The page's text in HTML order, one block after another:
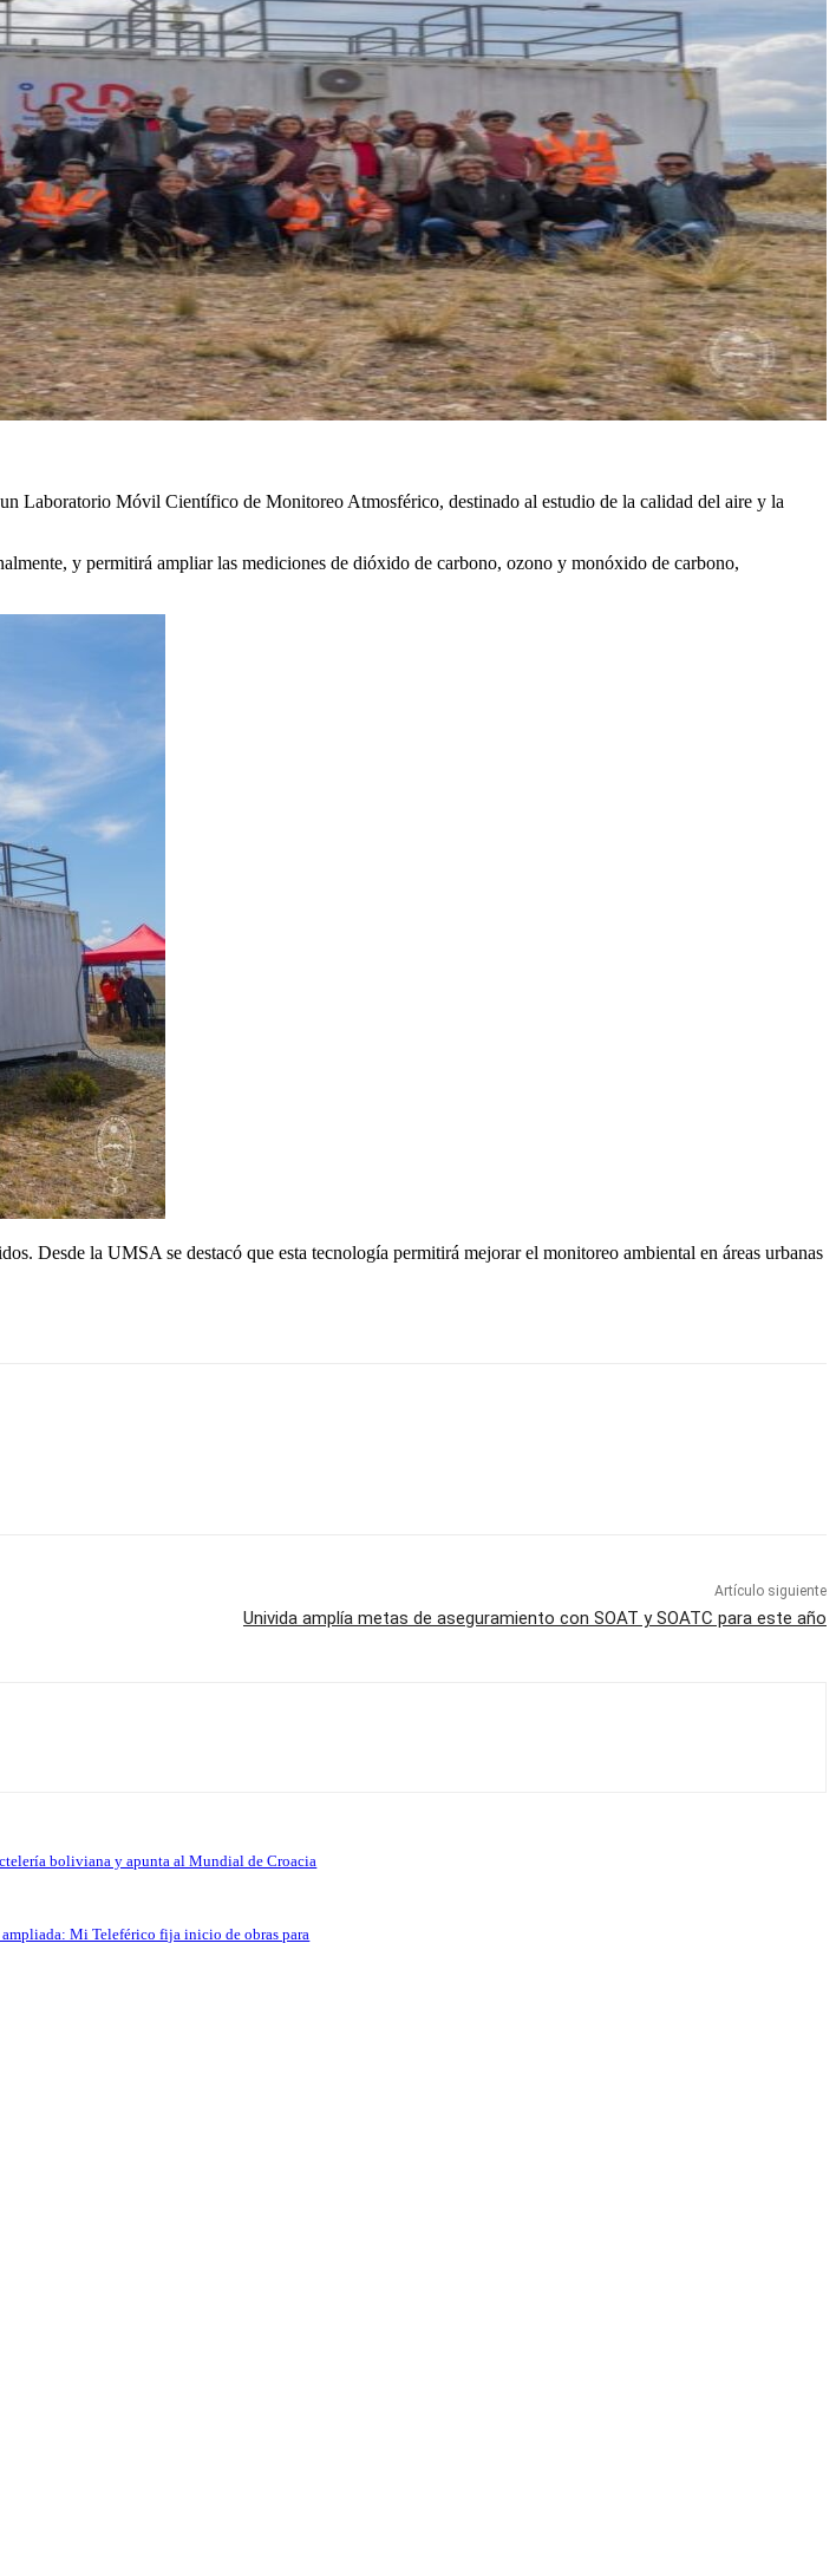
Móvil Científico de Monitoreo Atmosférico, destinado al estudio de la calidad del aire y la
y permitirá ampliar las mediciones de dióxido de carbono, ozono y monóxido de carbono,
Desde la UMSA se destacó que esta tecnología permitirá mejorar el monitoreo ambiental en áreas urbanas
Artículo siguiente
Univida amplía metas de aseguramiento con SOAT y SOATC para este año
boliviana y apunta al Mundial de Croacia
ampliada: Mi Teleférico fija inicio de obras para